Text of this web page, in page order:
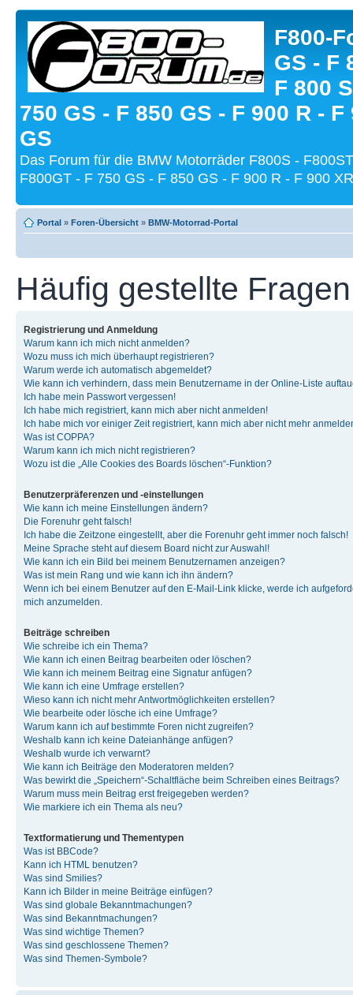
F800-
GS - F
F 800
750 GS - F 850 GS - F 900 R - F
GS
Das Forum für die BMW Motorräder F800S -
F800GT - F 750 GS - F 850 GS - F 900 R - F 900
Portal » Foren-Übersicht » BMW-Motorrad-Portal
Häufig gestellte Fragen
Registrierung und Anmeldung
Warum kann ich mich nicht anmelden?
Wozu muss ich mich überhaupt registrieren?
Warum werde ich automatisch abgemeldet?
Wie kann ich verhindern, dass mein Benutzername in der Online-Liste
Ich habe mein Passwort vergessen!
Ich habe mich registriert, kann mich aber nicht anmelden!
Ich habe mich vor einiger Zeit registriert, kann mich aber nicht mehr
Was ist COPPA?
Warum kann ich mich nicht registrieren?
Wozu ist die „Alle Cookies des Boards löschen“-Funktion?
Benutzerpräferenzen und -einstellungen
Wie kann ich meine Einstellungen ändern?
Die Forenuhr geht falsch!
Ich habe die Zeitzone eingestellt, aber die Forenuhr geht immer noch falsch!
Meine Sprache steht auf diesem Board nicht zur Auswahl!
Wie kann ich ein Bild bei meinem Benutzernamen anzeigen?
Was ist mein Rang und wie kann ich ihn ändern?
Wenn ich bei einem Benutzer auf den E-Mail-Link klicke, werde ich
mich anzumelden.
Beiträge schreiben
Wie schreibe ich ein Thema?
Wie kann ich einen Beitrag bearbeiten oder löschen?
Wie kann ich meinem Beitrag eine Signatur anfügen?
Wie kann ich eine Umfrage erstellen?
Wieso kann ich nicht mehr Antwortmöglichkeiten erstellen?
Wie bearbeite oder lösche ich eine Umfrage?
Warum kann ich auf bestimmte Foren nicht zugreifen?
Weshalb kann ich keine Dateianhänge anfügen?
Weshalb wurde ich verwarnt?
Wie kann ich Beiträge den Moderatoren melden?
Was bewirkt die „Speichern“-Schaltfläche beim Schreiben eines Beitrags?
Warum muss mein Beitrag erst freigegeben werden?
Wie markiere ich ein Thema als neu?
Textformatierung und Thementypen
Was ist BBCode?
Kann ich HTML benutzen?
Was sind Smilies?
Kann ich Bilder in meine Beiträge einfügen?
Was sind globale Bekanntmachungen?
Was sind Bekanntmachungen?
Was sind wichtige Themen?
Was sind geschlossene Themen?
Was sind Themen-Symbole?